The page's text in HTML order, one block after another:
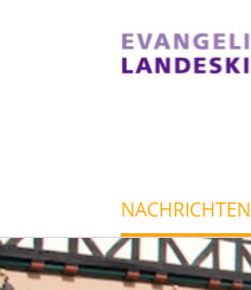
NACHRICHTEN